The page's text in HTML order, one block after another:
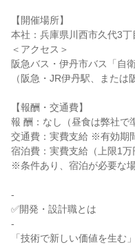
【開催場所】
本社：兵庫県川西市久代3
＜アクセス＞
阪急バス・伊丹市バス「自
（阪急・JR伊丹駅、または
【報酬・交通費】
報 酬：なし（昼食は弊社で
交通費：実費支給 ※有効期
宿泊費：実費支給（上限1万
※条件あり、宿泊が必要な
-
✅開発・設計職とは
-
「技術で新しい価値を生む」